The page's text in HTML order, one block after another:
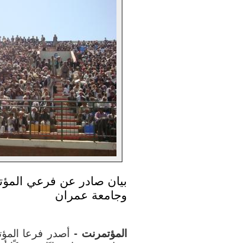
بيان صادر عن فرعي
وجامعة عمران
المؤتمرنت -
أصدر فرعا